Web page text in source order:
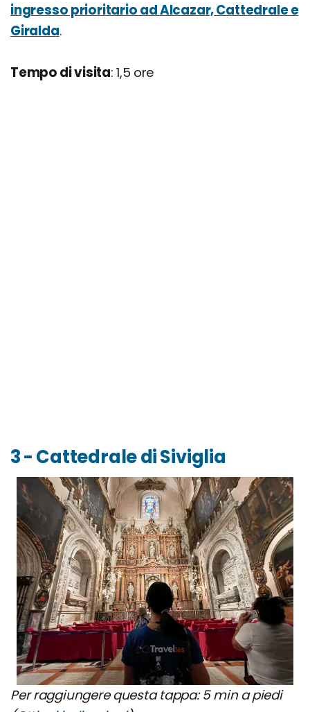
ingresso prioritario ad Alcazar, Cattedrale e
Giralda.
Tempo di visita: 1,5 ore
3 - Cattedrale di Siviglia
Per raggiungere questa tappa: 5 min a piedi